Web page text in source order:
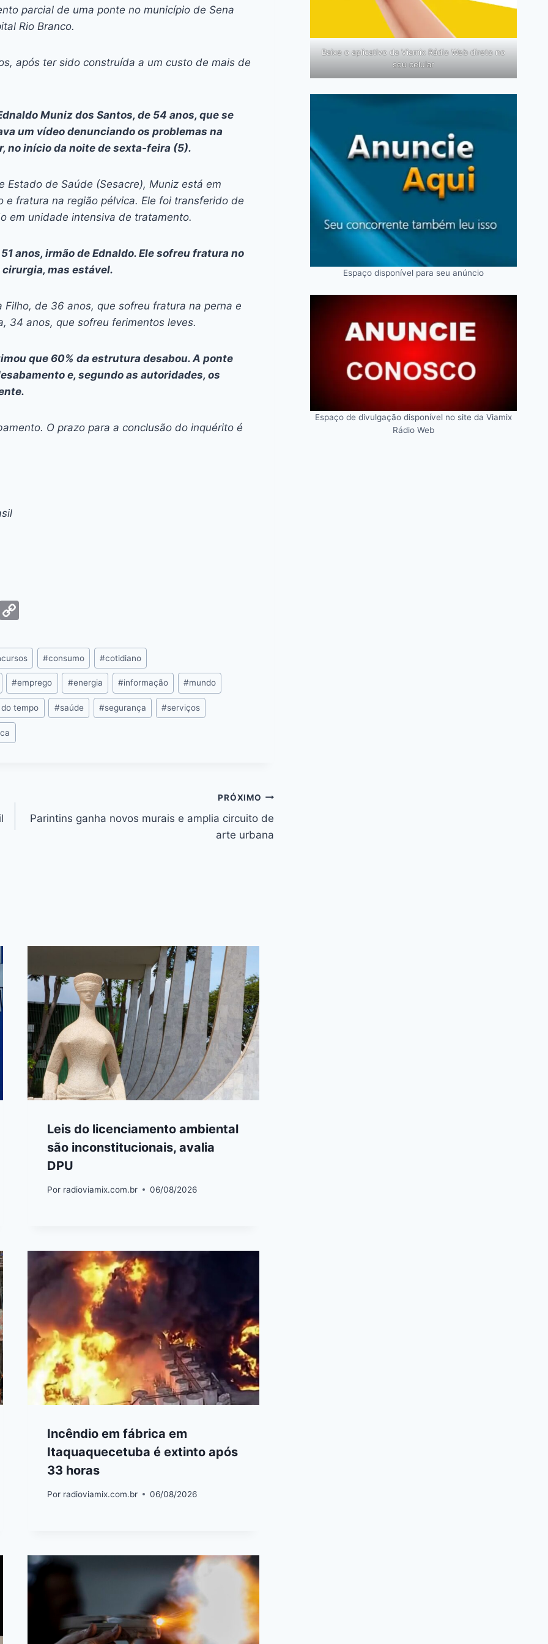
p
y
n
parcial de uma ponte no município de Sena
Rio Branco.
após ter sido construída a um custo de mais de
Muniz dos Santos, de 54 anos, que se
um vídeo denunciando os problemas na
no início da noite de sexta-feira (5).
de Saúde (Sesacre), Muniz está em
fratura na região pélvica. Ele foi transferido de
em unidade intensiva de tratamento.
anos, irmão de Ednaldo. Ele sofreu fratura no
mas estável.
de 36 anos, que sofreu fratura na perna e
34 anos, que sofreu ferimentos leves.
que 60% da estrutura desabou. A ponte
e, segundo as autoridades, os
O prazo para a conclusão do inquérito é
G
p
y
Li
n
#consumo #cotidiano
#emprego #energia #informação #mundo
tempo #saúde #segurança #serviços
PRÓXIMO
Parintins ganha novos murais e amplia circuito de
arte urbana
Leis do licenciamento ambiental
são inconstitucionais, avalia
DPU
Por radioviamix.com.br 06/08/2026
Incêndio em fábrica em
Itaquaquecetuba é extinto após
33 horas
Por radioviamix.com.br 06/08/2026
Baixe o aplicativo da Viamix Rádio Web direto no
seu celular
Espaço disponível para seu anúncio
Espaço de divulgação disponível no site da Viamix
Rádio Web